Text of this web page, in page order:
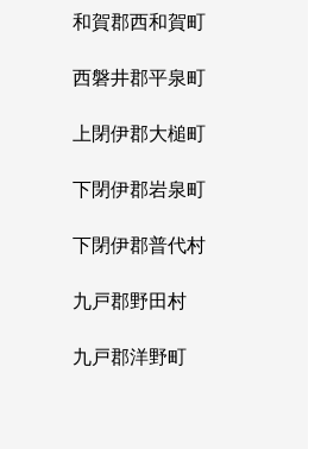
和賀郡西和賀町
西磐井郡平泉町
上閉伊郡大槌町
下閉伊郡岩泉町
下閉伊郡普代村
九戸郡野田村
九戸郡洋野町